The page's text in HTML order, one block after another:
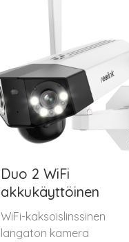
Duo 2 WiFi
akkukäyttöinen
WiFi-kaksoislinssinen
langaton kamera